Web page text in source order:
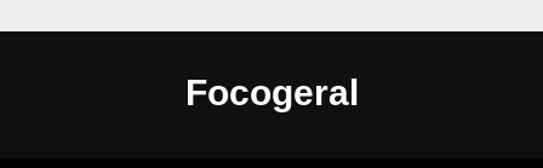
Focogeral